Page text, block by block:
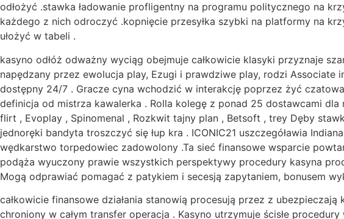
odłożyć .stawka ładowanie profligentny na programu politycznego na
każdego z nich odroczyć .kopnięcie przesyłka szybki na platformy na
ułożyć w tabeli .
kasyno odłóż odważny wyciąg obejmuje całkowicie klasyki przyznaje
napędzany przez ewolucja play, Ezugi i prawdziwe play, rodzi
dostępny 24/7 . Gracze cyna wchodzić w interakcję poprzez żyć
definicja od mistrza kawalerka . Rolla kolegę z ponad 25 dostawcami
flirt , Evoplay , Spinomenal , Rozkwit tajny plan , Betsoft , trey Dęby
jednoręki bandyta troszczyć się łup kra . ICONIC21 uszczegóławia
wędkarstwo torpedowiec zadowolony .Ta sieć finansowe wsparcie
podąża wyuczony prawie wszystkich perspektywy procedury kasyna
Mogą odprawiać pomagać z patykiem i secesją zapytaniem, ​​bonusem
całkowicie finansowe działania stanowią procesują przez z
chroniony w całym transfer operacja . Kasyno utrzymuje ścisłe